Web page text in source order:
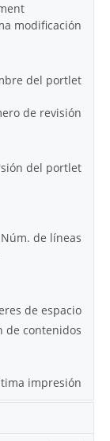
modificación
del portlet
de revisión
del portlet
Núm. de líneas
de espacio
de contenidos
impresión